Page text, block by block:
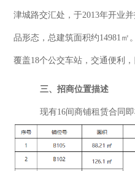
津城路交汇处 ， 于2013年开业
品形态，总建筑面积约14981 ㎡ 。
覆盖18个公交车站，交通便利，
三、 招商位置描述
现有16间商铺租赁合同